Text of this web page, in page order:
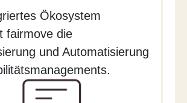
Ökosystem
fairmove die
und Automatisierung